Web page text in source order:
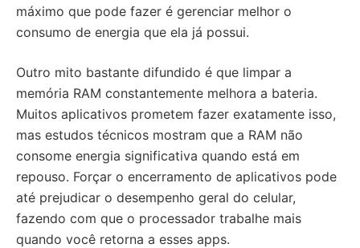
máximo que pode fazer é gerenciar melhor o
consumo de energia que ela já possui.
Outro mito bastante difundido é que limpar a
memória RAM constantemente melhora a bateria.
Muitos aplicativos prometem fazer exatamente isso,
mas estudos técnicos mostram que a RAM não
consome energia significativa quando está em
repouso. Forçar o encerramento de aplicativos pode
até prejudicar o desempenho geral do celular,
fazendo com que o processador trabalhe mais
quando você retorna a esses apps.